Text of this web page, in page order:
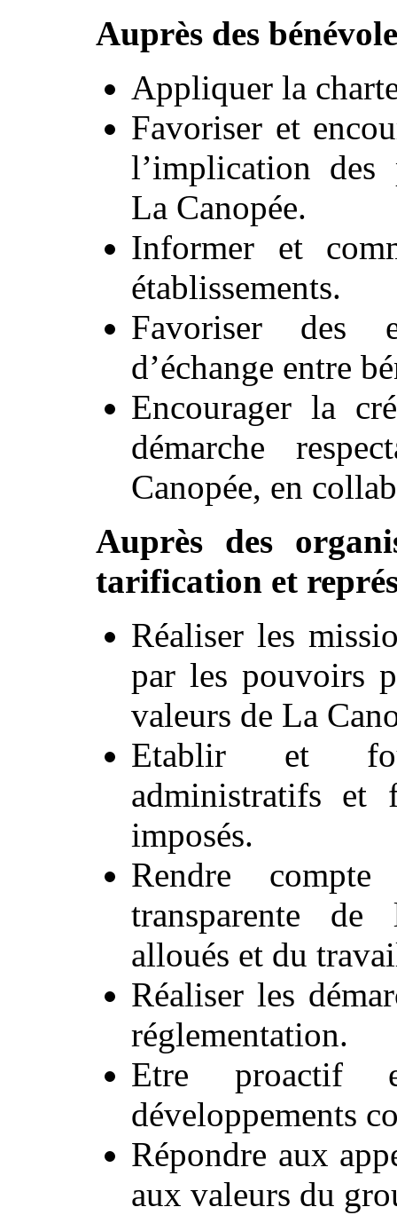
Auprès des
Appliquer la
Favoriser et
l’implication des
La Canopée.
Informer et
établissements.
Favoriser des
d’échange entre
Encourager la
démarche
Canopée, en
Auprès des
tarification et
Réaliser les
par les pouvoirs
valeurs de La
Etablir et
administratifs et
imposés.
Rendre
transparente de
alloués et du
Réaliser les
réglementation.
Etre proactif
développements
Répondre aux
aux valeurs du